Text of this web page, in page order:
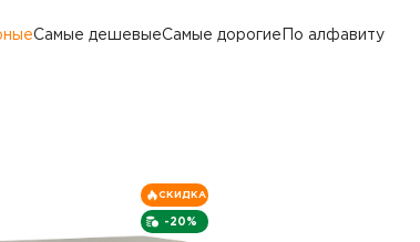
Самые дешевыеСамые дорогие По алфавиту
-20%
СКИДКА